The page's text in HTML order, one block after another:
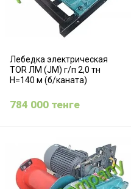
Лебедка электрическая
TOR ЛМ (JM) г/п 2,0 тн
Н=140 м (б/каната)
784 000 тенге